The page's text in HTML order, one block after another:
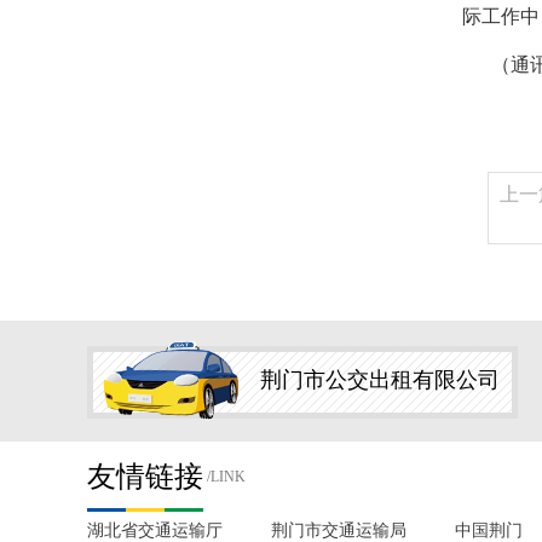
际工作
（通讯
上
荆门市公交出租有限公司
友情链接 /LINK
湖北省交通运输厅 荆门市交通运输局 中国荆门